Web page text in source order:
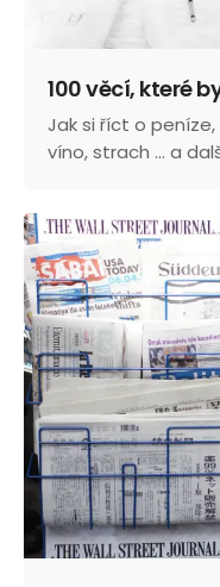
100 věcí, které
Jak si říct o
víno, strach ... a